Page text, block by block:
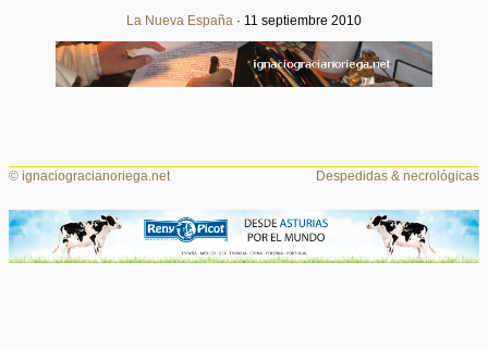
La Nueva España · 11 septiembre 2010
©ignaciogracianoriega.net Despedidas & necrológicas